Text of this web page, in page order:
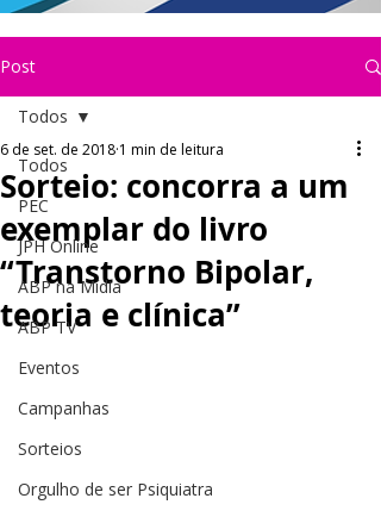
Post
Todos
PEC
JPH Online
ABP na Mídia
ABP TV
Eventos
Campanhas
Sorteios
Orgulho de ser Psiquiatra
Todos
Sorteio: concorra a um
exemplar do livro
“Transtorno Bipolar,
teoria e clínica”
6 de set. de 2018 1 min de leitura